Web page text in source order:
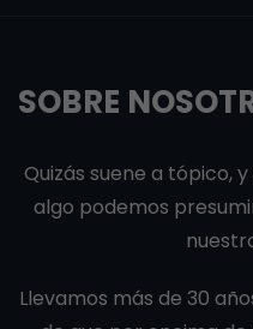
SOBRE
Quizás suene a tópico,
algo podemos presumir
Llevamos más de 30